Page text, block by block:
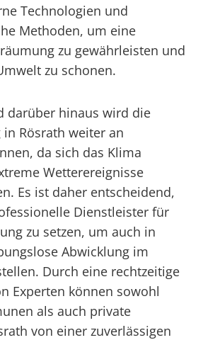
Technologien und
Methoden, um eine
zu gewährleisten und
zu schonen.
darüber hinaus wird die
Rösrath weiter an
da sich das Klima
Wetterereignisse
Es ist daher entscheidend,
Dienstleister für
zu setzen, um auch in
Abwicklung im
Durch eine rechtzeitige
Experten können sowohl
als auch private
von einer zuverlässigen